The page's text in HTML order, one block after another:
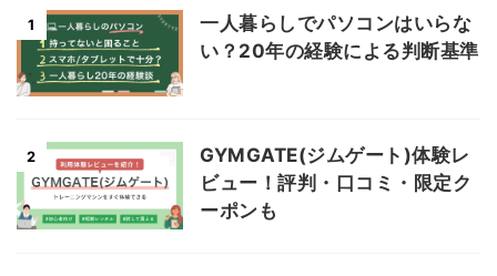
1
一人暮らしでパソコンはいらな
い？20年の経験による判断基準
2
GYMGATE(ジムゲート)体験レ
ビュー！評判・口コミ・限定ク
ーポンも